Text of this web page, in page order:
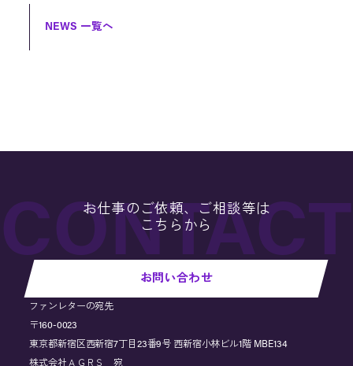
NEWS 一覧へ
お仕事のご依頼、ご相談等は
こちらから
お問い合わせ
ファンレターの宛先
〒160-0023
東京都新宿区西新宿7丁目23番9号 西新宿小林ビル1階 MBE134
株式会社ＡＧＲＳ 宛